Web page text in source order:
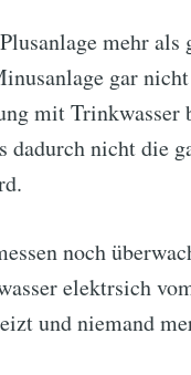
mehr
gar
mit Trinkwasser
dadurch nicht die
noch
elektrsich
und niemand